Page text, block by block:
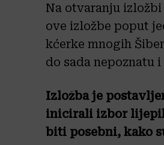
Na otvaranju
ove izložbe poput
kćerke mnogih
do sada nepoznatu
Izložba je
inicirali izbor
biti posebni, kako